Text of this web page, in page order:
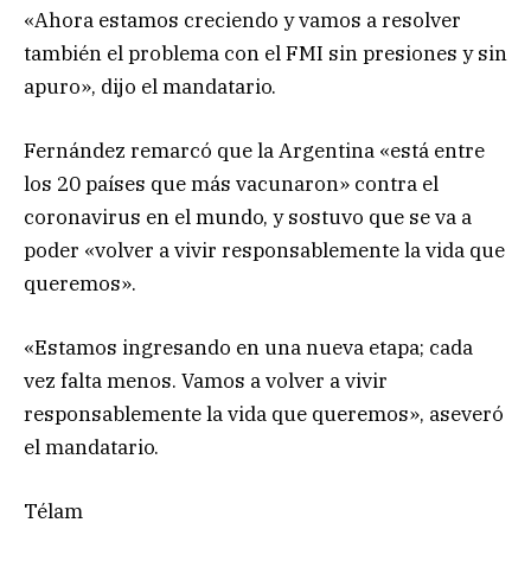
«Ahora estamos creciendo y vamos a resolver
también el problema con el FMI sin presiones y sin
apuro», dijo el mandatario.
Fernández remarcó que la Argentina «está entre
los 20 países que más vacunaron» contra el
coronavirus en el mundo, y sostuvo que se va a
poder «volver a vivir responsablemente la vida que
queremos».
«Estamos ingresando en una nueva etapa; cada
vez falta menos. Vamos a volver a vivir
responsablemente la vida que queremos», aseveró
el mandatario.
Télam